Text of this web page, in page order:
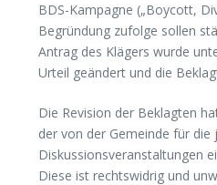
BDS-Kampagne („Boycott,
Begründung zufolge sollen
Antrag des Klägers wurde
Urteil geändert und die
Die Revision der Beklagten
der von der Gemeinde für
Diskussionsveranstaltungen
Diese ist rechtswidrig und